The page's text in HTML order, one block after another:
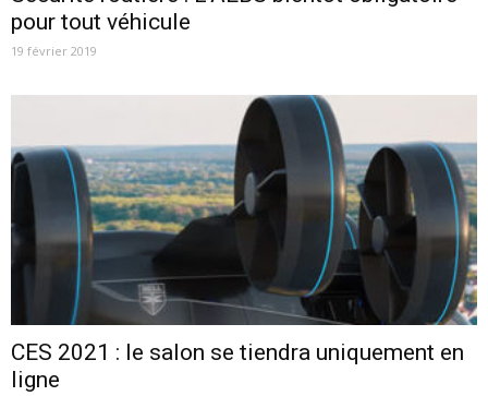
pour tout véhicule
19 février 2019
CES 2021 : le salon se tiendra uniquement en
ligne